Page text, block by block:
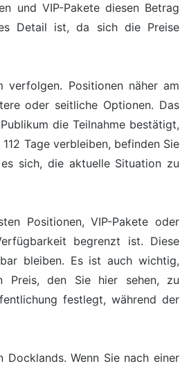
und VIP-Pakete diesen Betrag
Detail ist, da sich die Preise
Positionen näher am
oder seitliche Optionen. Das
die Teilnahme bestätigt,
Tage verbleiben, befinden Sie
sich, die aktuelle Situation zu
Positionen, VIP-Pakete oder
begrenzt ist. Diese
bleiben. Es ist auch wichtig,
Preis, den Sie hier sehen, zu
festlegt, während der
Wenn Sie nach einer